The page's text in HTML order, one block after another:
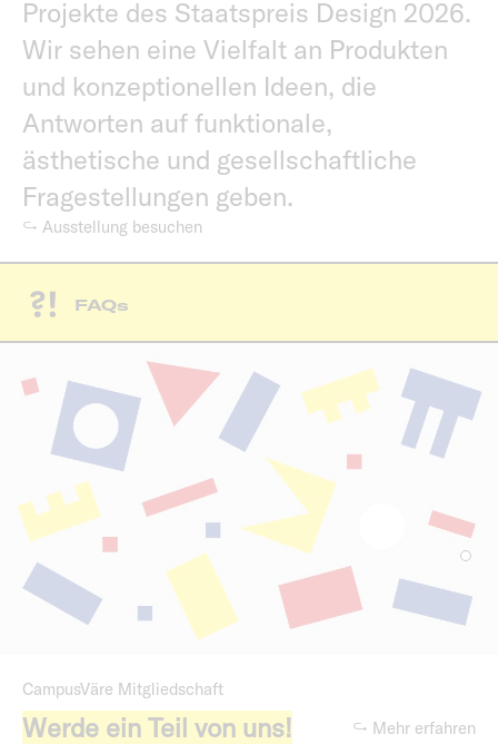
Projekte des Staatspreis Design 2026.
Wir sehen eine Vielfalt an Produkten
und konzeptionellen Ideen, die
Antworten auf funktionale,
ästhetische und gesellschaftliche
Fragestellungen geben.
↪ Ausstellung besuchen
FAQs
CampusVäre Mitgliedschaft
Werde ein Teil von uns! ↪ Mehr erfahren